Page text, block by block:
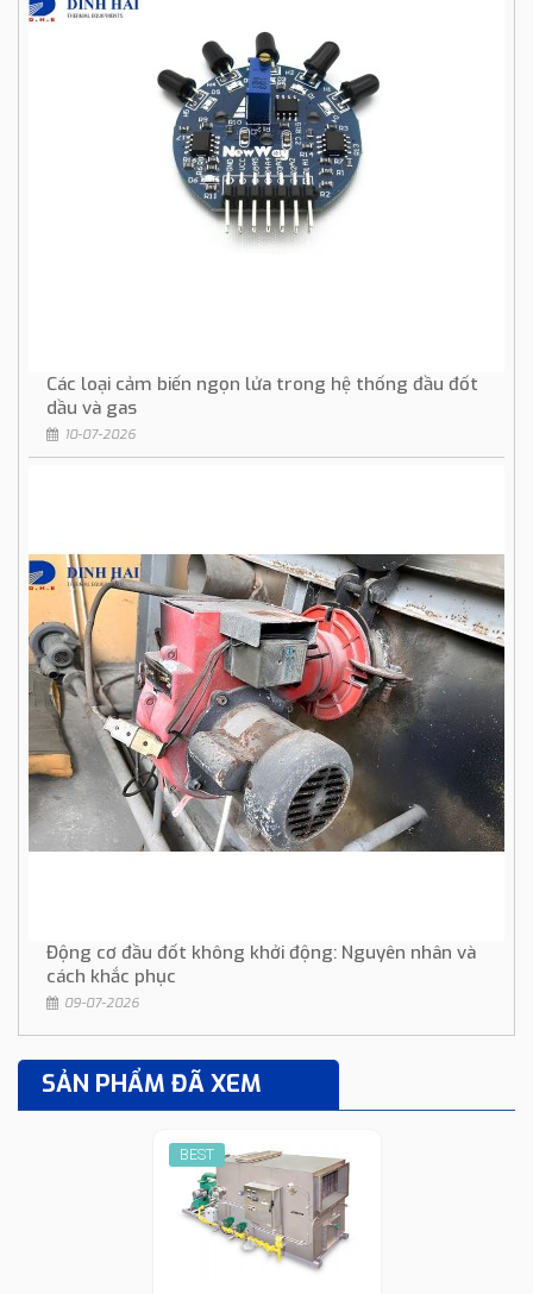
Các loại cảm biến ngọn lửa trong hệ thống đầu đốt
dầu và gas
10-07-2026
Động cơ đầu đốt không khởi động: Nguyên nhân và
cách khắc phục
09-07-2026
SẢN PHẨM ĐÃ XEM
BEST